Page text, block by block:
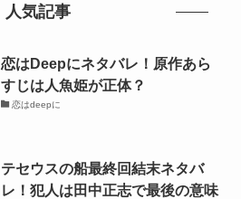
人気記事
恋はDeepにネタバレ！原作あら
すじは人魚姫が正体？
恋はdeepに
テセウスの船最終回結末ネタバ
レ！犯人は田中正志で最後の意味